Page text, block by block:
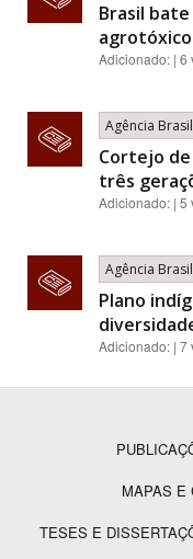
Brasil
agrotóxico
Adicionado: | 6
Agência
Cortejo
três
Adicionado: | 5
Agência
Plano
Adicionado: | 7
RodapéMAPAS E
TESES E